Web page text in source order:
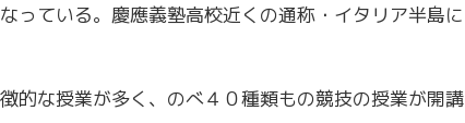
っている。慶應義塾高校近くの通称・イタリア半島に
な授業が多く、のべ４０種類もの競技の授業が開講